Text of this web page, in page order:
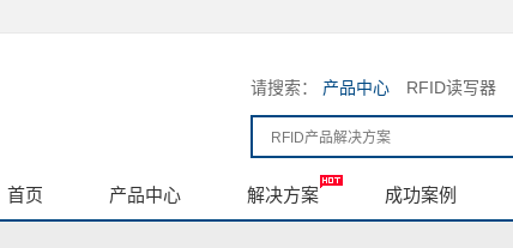
请搜索： 产品中心 RFID读写器
首页 产品中心 解决方案 成功案例